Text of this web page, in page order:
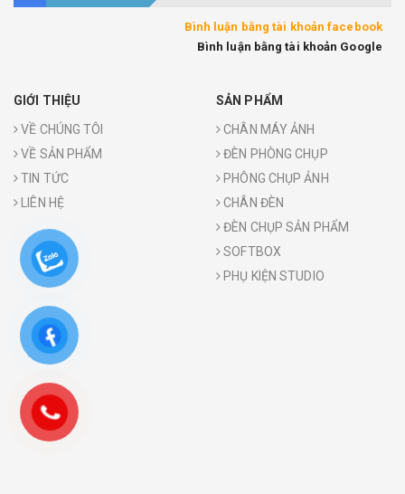
Bình luận bằng tài khoản facebook
Bình luận bằng tài khoản Google
GIỚI THIỆU
VỀ CHÚNG TÔI
VỀ SẢN PHẨM
TIN TỨC
LIÊN HỆ
SẢN PHẨM
CHÂN MÁY ẢNH
ĐÈN PHÒNG CHỤP
PHÔNG CHỤP ẢNH
CHÂN ĐÈN
ĐÈN CHỤP SẢN PHẨM
SOFTBOX
PHỤ KIỆN STUDIO